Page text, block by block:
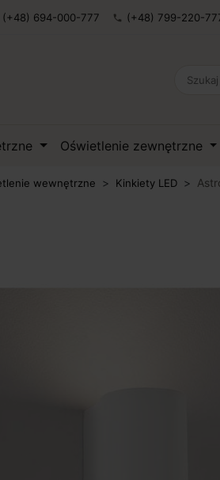
(+48) 694-000-777 phone (+48) 799-220-
Oświetlenie zewnętrzne
wewnętrzne Kinkiety LED